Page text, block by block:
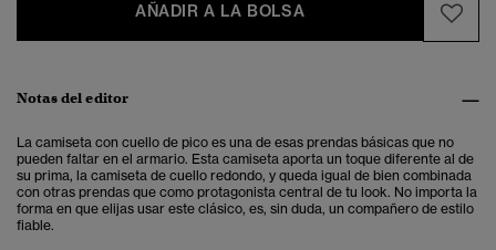
AÑADIR A LA BOLSA
Notas del editor
La camiseta con cuello de pico es una de esas prendas básicas que no
pueden faltar en el armario. Esta camiseta aporta un toque diferente al de
su prima, la camiseta de cuello redondo, y queda igual de bien combinada
con otras prendas que como protagonista central de tu look. No importa la
forma en que elijas usar este clásico, es, sin duda, un compañero de estilo
fiable.